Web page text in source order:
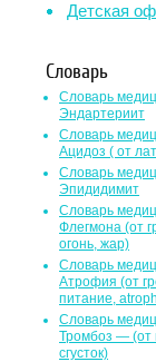
Детская
Словарь
Словарь
Эндартериит
Словарь
Ацидоз ( от
Словарь
Эпидидимит
Словарь
Флегмона (от
огонь, жар)
Словарь
Атрофия (от
питание,
Словарь
Тромбоз — (от
сгусток)